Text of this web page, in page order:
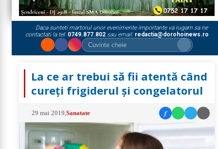
Daca sunteti martorul unor evenimente importante va rugam sa ne
contactati la tel: 0749.877.802sau email: redactia@dorohoinews.ro
La ce ar trebui să fii atentă când
cureți frigiderul și congelatorul
29 mai 2019 ,Sanatate f